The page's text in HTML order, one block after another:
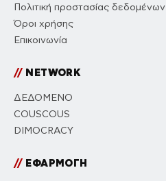
Πολιτική προστασίας δεδομένων
Όροι χρήσης
Επικοινωνία
//NETWORK
ΔΕΔΟΜΕΝΟ
COUSCOUS
DIMOCRACY
//ΕΦΑΡΜΟΓΗ